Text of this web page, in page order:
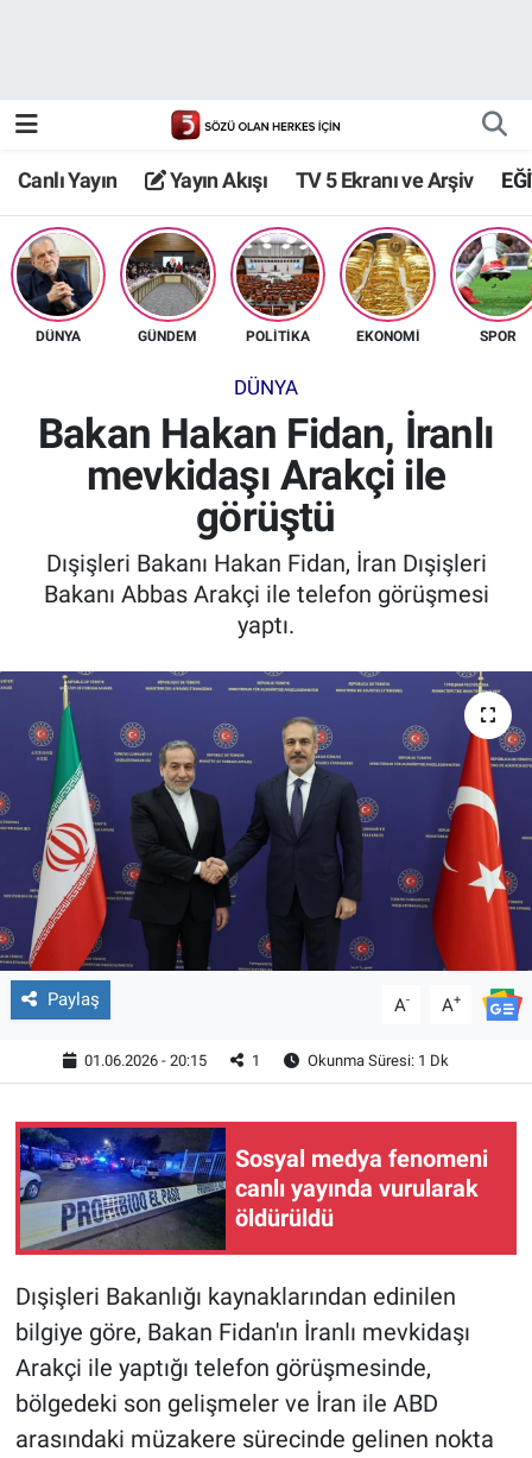
Canlı Yayın Yayın Akışı TV 5 Ekranı ve Arşiv
DÜNYA GÜNDEM POLİTİKA EKONOMİ SPOR
DÜNYA
Bakan Hakan Fidan, İranlı
mevkidaşı Arakçi ile
görüştü
Dışişleri Bakanı Hakan Fidan, İran Dışişleri
Bakanı Abbas Arakçi ile telefon görüşmesi
yaptı.
Paylaş A- A+
01.06.2026 - 20:15 1 Okunma Süresi: 1 Dk
Sosyal medya fenomeni
canlı yayında vurularak
öldürüldü
Dışişleri Bakanlığı kaynaklarından edinilen
bilgiye göre, Bakan Fidan'ın İranlı mevkidaşı
Arakçi ile yaptığı telefon görüşmesinde,
bölgedeki son gelişmeler ve İran ile ABD
arasındaki müzakere sürecinde gelinen nokta
TV 5 Ekranı ve Arşiv